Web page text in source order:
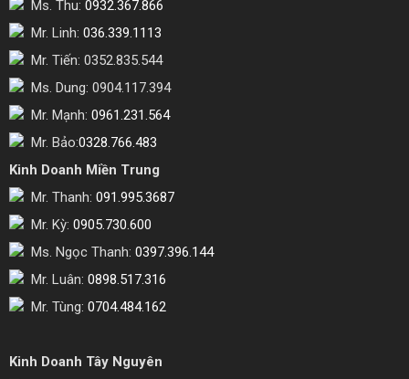
Ms. Thu: 0932.367.866
Mr. Linh: 036.339.1113
Mr. Tiến: 0352.835.544
Ms. Dung: 0904.117.394
Mr. Mạnh: 0961.231.564
Mr. Bảo:0328.766.483
Kinh Doanh Miền Trung
Mr. Thanh: 091.995.3687
Mr. Kỳ: 0905.730.600
Ms. Ngọc Thanh: 0397.396.144
Mr. Luân: 0898.517.316
Mr. Tùng: 0704.484.162
Kinh Doanh Tây Nguyên